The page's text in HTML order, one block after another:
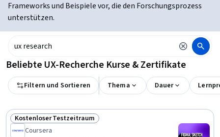
Frameworks und Beispiele vor, die den Forschungsprozess
unterstützen.
Beliebte UX-Recherche Kurse & Zertifikate
Filtern und Sortieren Thema Dauer
Status: Kostenloser Testzeitraum
Kostenloser Testzeitraum
Coursera